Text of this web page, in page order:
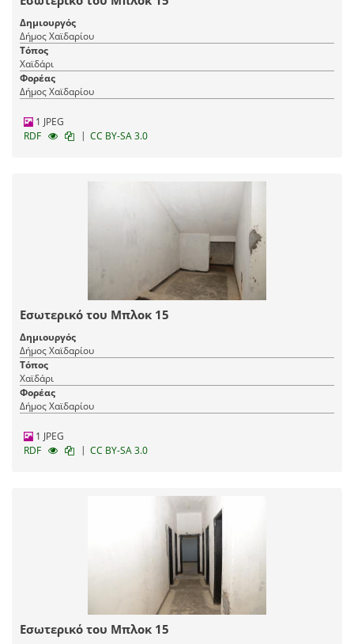
Δημιουργός
Δήμος Χαϊδαρίου
Τόπος
Χαϊδάρι
Φορέας
Δήμος Χαϊδαρίου
1 JPEG
RDF
| CC BY-SA 3.0
Εσωτερικό του Μπλοκ 15
Δημιουργός
Δήμος Χαϊδαρίου
Τόπος
Χαϊδάρι
Φορέας
Δήμος Χαϊδαρίου
1 JPEG
RDF
| CC BY-SA 3.0
Εσωτερικό του Μπλοκ 15